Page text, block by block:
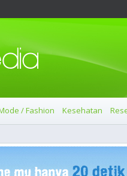
/ Fashion Kesehatan